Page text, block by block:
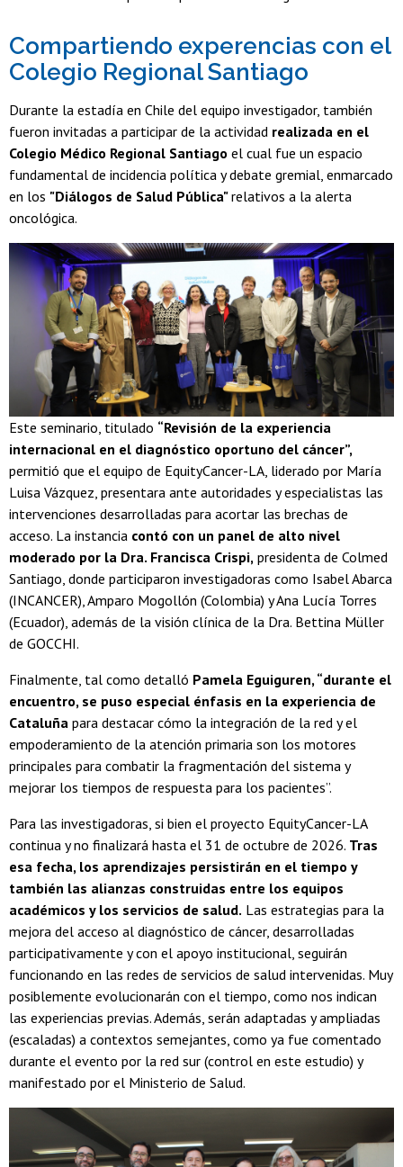
Compartiendo experencias con el
Colegio Regional Santiago
Durante la estadía en Chile del equipo investigador, también
fueron invitadas a participar de la actividad realizada en el
Colegio Médico Regional Santiago el cual fue un espacio
fundamental de incidencia política y debate gremial, enmarcado
en los "Diálogos de Salud Pública"relativos a la alerta
oncológica.
Este seminario, titulado “Revisión de la experiencia
internacional en el diagnóstico oportuno del cáncer”,
permitió que el equipo de EquityCancer-LA, liderado por María
Luisa Vázquez, presentara ante autoridades y especialistas las
intervenciones desarrolladas para acortar las brechas de
acceso. La instancia contó con un panel de alto nivel
moderado por la Dra. Francisca Crispi, presidenta de Colmed
Santiago, donde participaron investigadoras como Isabel Abarca
(INCANCER), Amparo Mogollón (Colombia) y Ana Lucía Torres
(Ecuador), además de la visión clínica de la Dra. Bettina Müller
de GOCCHI.
Finalmente, tal como detalló Pamela Eguiguren, “durante el
encuentro, se puso especial énfasis en la experiencia de
Cataluña para destacar cómo la integración de la red y el
empoderamiento de la atención primaria son los motores
principales para combatir la fragmentación del sistema y
mejorar los tiempos de respuesta para los pacientes”.
Para las investigadoras, si bien el proyecto EquityCancer-LA
continua y no finalizará hasta el 31 de octubre de 2026. Tras
esa fecha, los aprendizajes persistirán en el tiempo y
también las alianzas construidas entre los equipos
académicos y los servicios de salud. Las estrategias para la
mejora del acceso al diagnóstico de cáncer, desarrolladas
participativamente y con el apoyo institucional, seguirán
funcionando en las redes de servicios de salud intervenidas. Muy
posiblemente evolucionarán con el tiempo, como nos indican
las experiencias previas. Además, serán adaptadas y ampliadas
(escaladas) a contextos semejantes, como ya fue comentado
durante el evento por la red sur (control en este estudio) y
manifestado por el Ministerio de Salud.